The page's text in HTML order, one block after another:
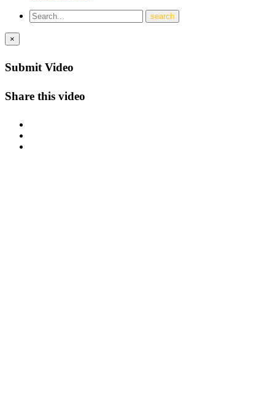
×
Submit Video
Share this video